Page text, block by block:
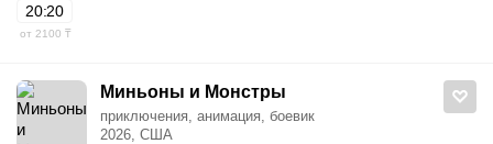
20:20
от 2100 ₸
Миньоны и Монстры
приключения, анимация, боевик
2026, США